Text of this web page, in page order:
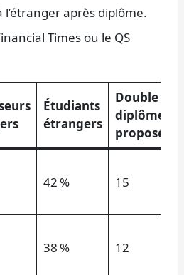
l’étranger après diplôme.
Times ou le QS
Étudiants
étrangers
Double
diplômes
proposés
42 % 15
38 % 12